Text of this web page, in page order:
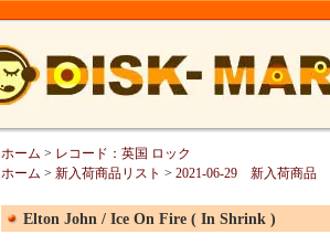
ホーム > レコード：英国 ロック
ホーム > 新入荷商品リスト > 2021-06-29 新入荷商品
Elton John / Ice On Fire ( In Shrink )